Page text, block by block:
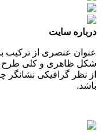
درباره سایت
عنوان عنصری از ترکیب
شکل ظاهری و کلی طرح
از نظر گرافیکی نشانگر
باشد.